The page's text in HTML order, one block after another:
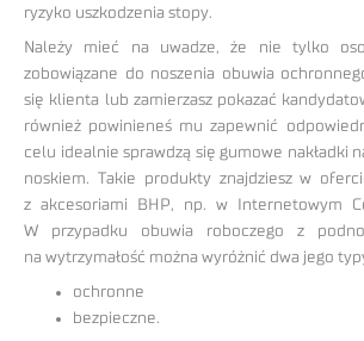
ryzyko uszkodzenia stopy.
Należy mieć na uwadze, że nie tylko
zobowiązane do noszenia obuwia
się klienta lub zamierzasz pokazać
również powinieneś mu zapewnić
celu idealnie sprawdzą się gumowe nakładki
noskiem. Takie produkty znajdziesz w
z akcesoriami BHP, np. w Internetowym
W przypadku obuwia roboczego z
na wytrzymałość można wyróżnić dwa jego
ochronne
bezpieczne.